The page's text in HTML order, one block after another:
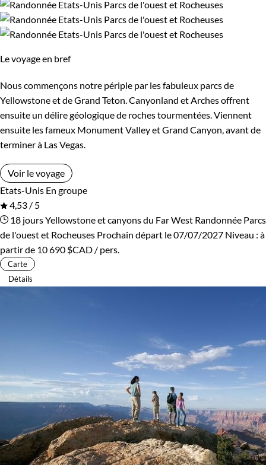
Le voyage en bref
Nous commençons notre périple par les fabuleux parcs de
Yellowstone et de Grand Teton. Canyonland et Arches offrent
ensuite un délire géologique de roches tourmentées. Viennent
ensuite les fameux Monument Valley et Grand Canyon, avant de
terminer à Las Vegas.
Voir le voyage
Etats-Unis En groupe
4,53 / 5
18 joursYellowstone et canyons du Far West Randonnée Parcs
de l'ouest et Rocheuses Prochain départ le 07/07/2027 Niveau : à
partir de 10 690 $CAD / pers.
Carte
Détails